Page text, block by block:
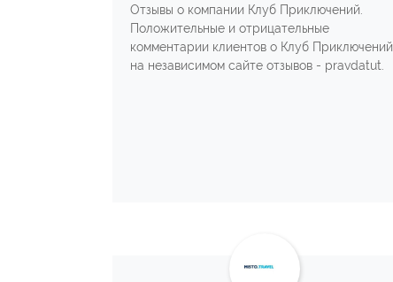
Отзывы о компании Клуб Приключений.
Положительные и отрицательные
комментарии клиентов о Клуб Приключений
на независимом сайте отзывов - pravdatut.